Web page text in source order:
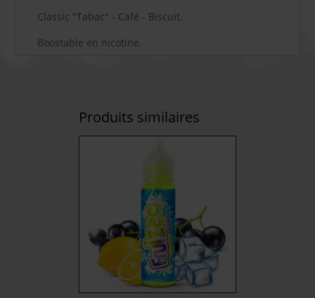
Classic "Tabac" - Café - Biscuit.
Boostable en nicotine.
Produits similaires